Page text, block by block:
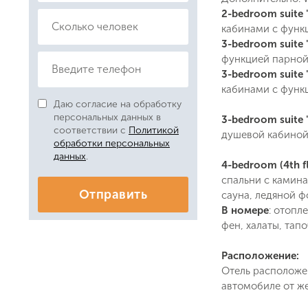
Даю согласие на обработку
персональных данных в
соответствии с Политикой
обработки персональных
данных.
Отправить
2-bedroom suite
кабинами с
3-bedroom suite
функцией
3-bedroom suite
кабинами с
3-bedroom suite
душевой
4-bedroom (4th
спальни с
сауна, ледяной
В номере:
фен, халаты,
Расположение:
Отель
автомобиле от